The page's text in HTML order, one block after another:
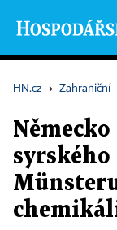
HN.cz › Zahraniční
syrského